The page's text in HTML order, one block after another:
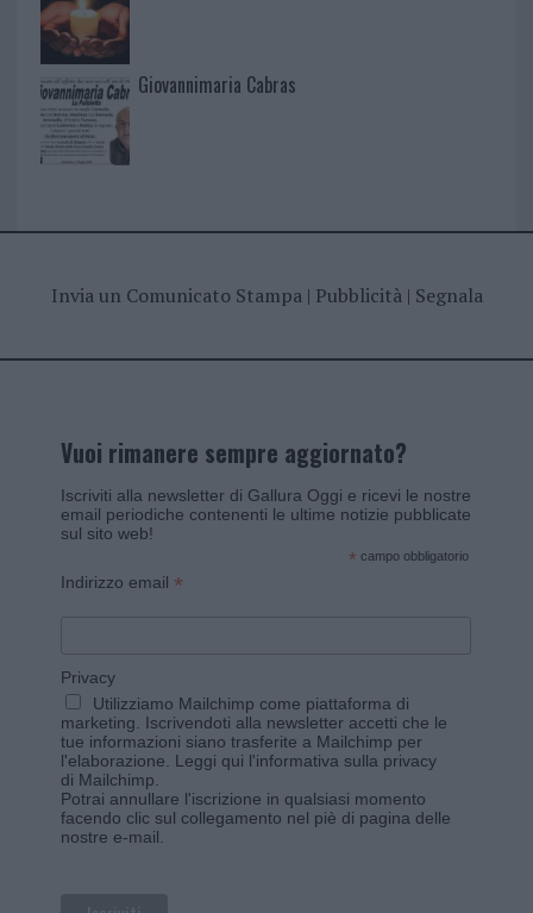
Giovannimaria Cabras
Invia un Comunicato Stampa| Pubblicità| Segnala
Vuoi rimanere sempre aggiornato?
Iscriviti alla newsletter di Gallura Oggi e ricevi le nostre
email periodiche contenenti le ultime notizie pubblicate
sul sito web!
* campo obbligatorio
Indirizzo email *
Privacy
Utilizziamo Mailchimp come piattaforma di
marketing. Iscrivendoti alla newsletter accetti che le
tue informazioni siano trasferite a Mailchimp per
l'elaborazione. Leggi qui l'informativa sulla privacy
di Mailchimp
Potrai annullare l'iscrizione in qualsiasi momento
facendo clic sul collegamento nel piè di pagina delle
nostre e-mail.